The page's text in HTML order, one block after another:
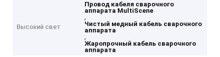
Высокий свет
Провод кабеля сварочного
аппарата MultiScene
,
Чистый медный кабель сварочного
аппарата
,
Жаропрочный кабель сварочного
аппарата